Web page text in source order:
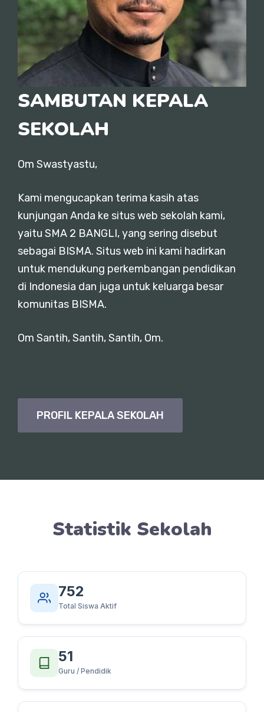
SAMBUTAN KEPALA
SEKOLAH
Om Swastyastu,
Kami mengucapkan terima kasih atas
kunjungan Anda ke situs web sekolah kami,
yaitu SMA 2 BANGLI, yang sering disebut
sebagai BISMA. Situs web ini kami hadirkan
untuk mendukung perkembangan pendidikan
di Indonesia dan juga untuk keluarga besar
komunitas BISMA.
Om Santih, Santih, Santih, Om.
PROFIL KEPALA SEKOLAH
Statistik Sekolah
752
Total Siswa Aktif
51
Guru / Pendidik